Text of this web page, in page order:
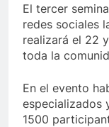
El tercer
redes sociales
realizará el 22
toda la
En el evento
especializados
1500